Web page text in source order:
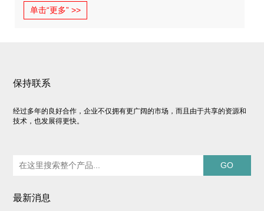
单击“更多” >>
保持联系
经过多年的良好合作，企业不仅拥有更广阔的市场，而且由于共享的资源和
技术，也发展得更快。
最新消息